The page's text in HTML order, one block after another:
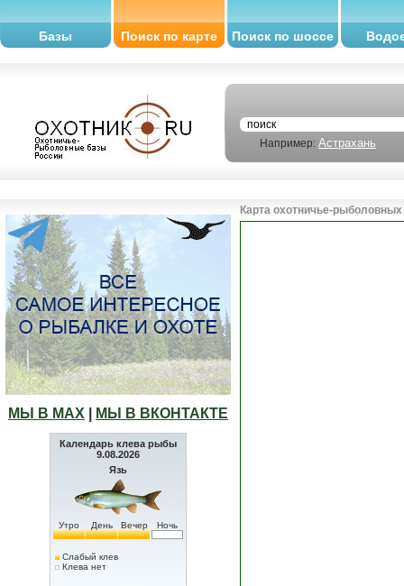
Базы Поиск по карте Поиск по шоссе
Например: Астрахань
МЫ В МАХ МЫ В ВКОНТАКТЕ
Календарь клева рыбы
9.08.2026
Язь
Утро День Вечер Ночь
Слабый клев
Клева нет
Карта охотничье-